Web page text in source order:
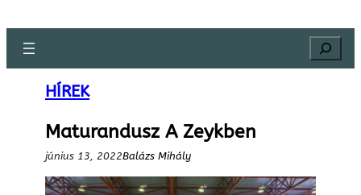
Search
HÍREK
Maturandusz A Zeykben
június 13, 2022Balázs Mihály